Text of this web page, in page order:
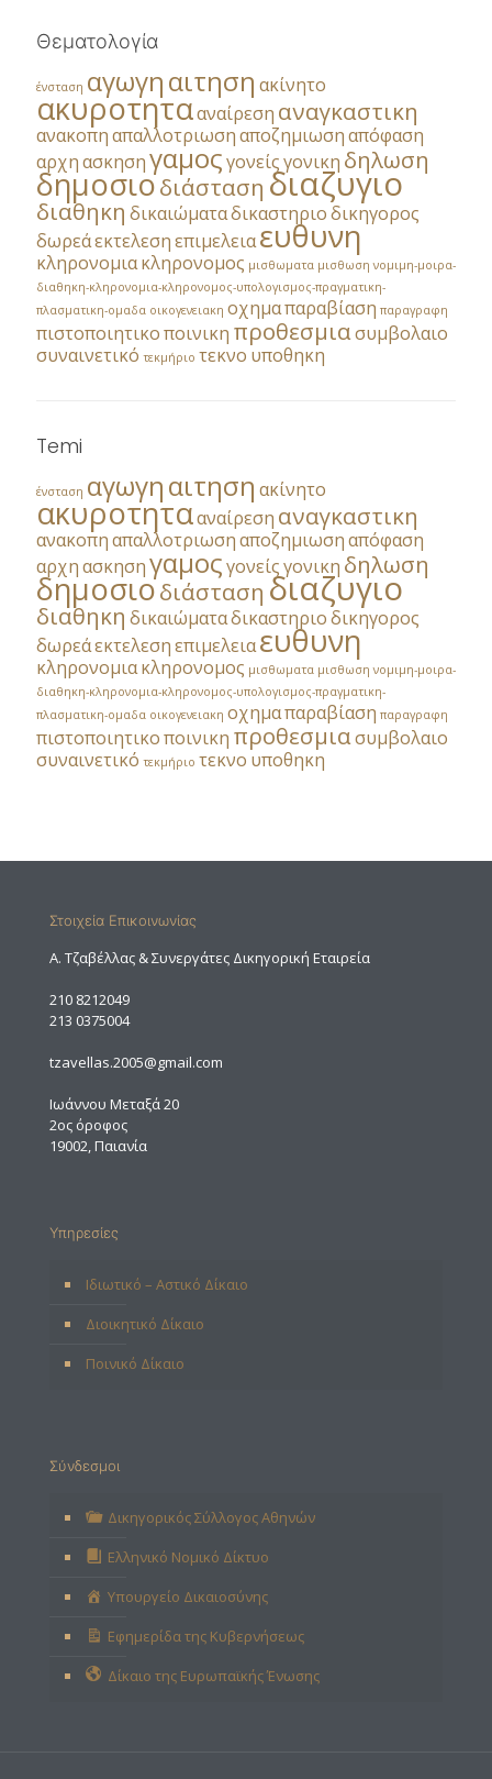
Θεματολογία
ένσταση αγωγηαιτηση ακίνητο
ακυροτητααναίρεση αναγκαστικη
ανακοπηαπαλλοτριωσηαποζημιωσηαπόφαση
αρχηασκησηγαμοςγονείςγονικη δηλωση
δημοσιοδιάσταση διαζυγιο
διαθηκη δικαιώματαδικαστηριοδικηγορος
δωρεάεκτελεσηεπιμελειαευθυνη
κληρονομιακληρονομος μισθωματα μισθωση νομιμη-μοιρα-
διαθηκη-κληρονομια-κληρονομος-υπολογισμος-πραγματικη-
πλασματικη-ομαδα οικογενειακη οχημαπαραβίαση παραγραφη
πιστοποιητικοποινικη προθεσμιασυμβολαιο
συναινετικό τεκμήριο τεκνο υποθηκη
Temi
ένσταση αγωγηαιτηση ακίνητο
ακυροτητααναίρεση αναγκαστικη
ανακοπηαπαλλοτριωσηαποζημιωσηαπόφαση
αρχηασκησηγαμοςγονείςγονικη δηλωση
δημοσιοδιάσταση διαζυγιο
διαθηκη δικαιώματαδικαστηριοδικηγορος
δωρεάεκτελεσηεπιμελειαευθυνη
κληρονομιακληρονομος μισθωματα μισθωση νομιμη-μοιρα-
διαθηκη-κληρονομια-κληρονομος-υπολογισμος-πραγματικη-
πλασματικη-ομαδα οικογενειακη οχημαπαραβίαση παραγραφη
πιστοποιητικοποινικη προθεσμιασυμβολαιο
συναινετικό τεκμήριο τεκνο υποθηκη
Στοιχεία Επικοινωνίας
A. Τζαβέλλας & Συνεργάτες Δικηγορική Εταιρεία
210 8212049
213 0375004
tzavellas.2005@gmail.com
Ιωάννου Μεταξά 20
2ος όροφος
19002, Παιανία
Υπηρεσίες
Ιδιωτικό – Αστικό Δίκαιο
Διοικητικό Δίκαιο
Ποινικό Δίκαιο
Σύνδεσμοι
Δικηγορικός Σύλλογος Αθηνών
Ελληνικό Νομικό Δίκτυο
Υπουργείο Δικαιοσύνης
Εφημερίδα της Κυβερνήσεως
Δίκαιο της Ευρωπαϊκής Ένωσης